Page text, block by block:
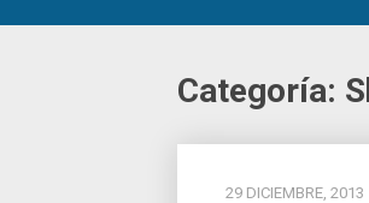
Categoría:
29 DICIEMBRE, 2013